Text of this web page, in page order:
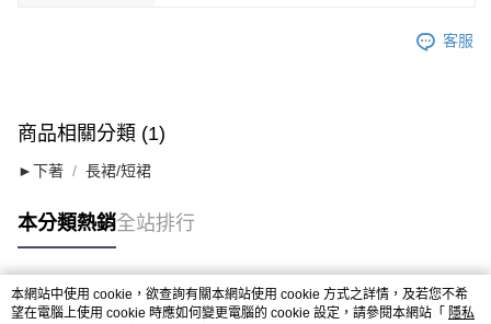
客服
商品相關分類 (1)
►下著 長裙/短裙
本分類熱銷全站排行
熱門標籤
本網站中使用 cookie，欲查詢有關本網站使用 cookie 方式之詳情，及若您不希
望在電腦上使用 cookie 時應如何變更電腦的 cookie 設定，請參閱本網站「 隱私